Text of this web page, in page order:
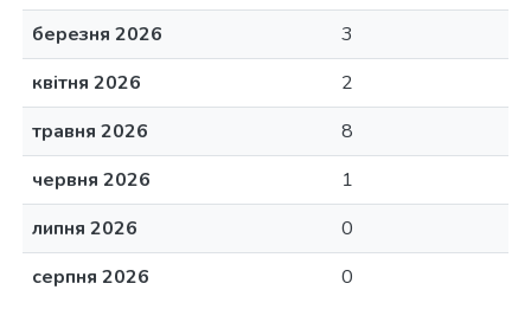
березня 2026
3
квітня 2026
2
травня 2026
8
червня 2026
1
липня 2026
0
серпня 2026
0